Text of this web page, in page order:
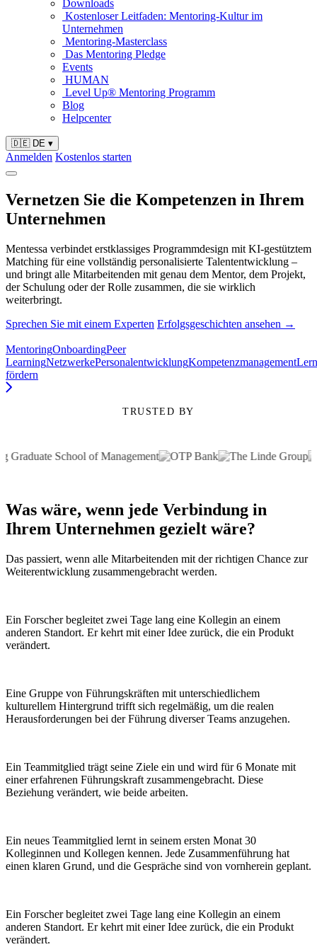
Downloads
Kostenloser Leitfaden: Mentoring-Kultur im
Unternehmen
Mentoring-Masterclass
Das Mentoring Pledge
Events
HUMAN
Level Up® Mentoring Programm
Blog
Helpcenter
🇩🇪 DE ▾
Anmelden Kostenlos starten
Vernetzen Sie die Kompetenzen in Ihrem
Unternehmen
Mentessa verbindet erstklassiges Programmdesign mit KI-gestütztem
Matching für eine vollständig personalisierte Talententwicklung –
und bringt alle Mitarbeitenden mit genau dem Mentor, dem Projekt,
der Schulung oder der Rolle zusammen, die sie wirklich
weiterbringt.
Sprechen Sie mit einem Experten Erfolgsgeschichten ansehen →
MentoringOnboardingPeer
LearningNetzwerkePersonalentwicklungKompetenzmanagement
fördern
TRUSTED BY
Was wäre, wenn jede Verbindung in
Ihrem Unternehmen gezielt wäre?
Das passiert, wenn alle Mitarbeitenden mit der richtigen Chance zur
Weiterentwicklung zusammengebracht werden.
Ein Forscher begleitet zwei Tage lang eine Kollegin an einem
anderen Standort. Er kehrt mit einer Idee zurück, die ein Produkt
verändert.
Eine Gruppe von Führungskräften mit unterschiedlichem
kulturellem Hintergrund trifft sich regelmäßig, um die realen
Herausforderungen bei der Führung diverser Teams anzugehen.
Ein Teammitglied trägt seine Ziele ein und wird für 6 Monate mit
einer erfahrenen Führungskraft zusammengebracht. Diese
Beziehung verändert, wie beide arbeiten.
Ein neues Teammitglied lernt in seinem ersten Monat 30
Kolleginnen und Kollegen kennen. Jede Zusammenführung hat
einen klaren Grund, und die Gespräche sind von vornherein geplant.
Ein Forscher begleitet zwei Tage lang eine Kollegin an einem
anderen Standort. Er kehrt mit einer Idee zurück, die ein Produkt
verändert.